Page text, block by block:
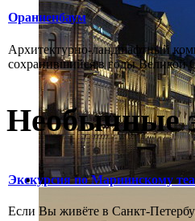
Ораниенбаум
Архитектурно-ландшафтный
сохранившийся в годы Великой
Необычные
Экскурсия по Мариинскому
Если Вы живёте в Санкт-